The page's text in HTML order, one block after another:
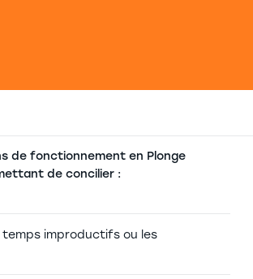
de fonctionnement en Plonge
de concilier :
improductifs ou les